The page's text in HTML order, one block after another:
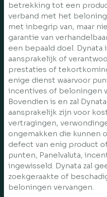
betrekking tot een
verband met het
met inbegrip van, maar
garantie van
een bepaald doel. Dynata
aansprakelijk of
prestaties of
enige dienst waarvoor
incentives of beloningen
Bovendien is en zal
aansprakelijk zijn voor
vertragingen,
ongemakken die kunnen
defect van enig product
punten, Panelvaluta,
ingewisseld. Dynata zal
zoekgeraakte of
beloningen vervangen.